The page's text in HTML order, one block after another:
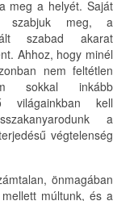
meg a helyét. Saját
szabjuk meg, a
szabad akarat
Ahhoz, hogy minél
nem feltétlen
sokkal inkább
világainkban kell
a
végtelenség
önmagában
múltunk, és a